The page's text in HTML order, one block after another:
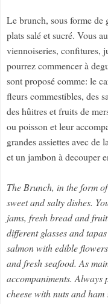
Le brunch, sous forme
plats salé et sucré. Vous
viennoiseries, confitures,
pourrez commencer à
sont proposé comme: le
fleurs commestibles, des
des hûitres et fruits de
ou poisson et leur
grandes assiettes avec de
et un jambon à decouper
The Brunch, in the form
sweet and salty dishes.
jams, fresh bread and
different glasses and
salmon with edible
and fresh seafood. As
accompaniments. Always
cheese with nuts and ham